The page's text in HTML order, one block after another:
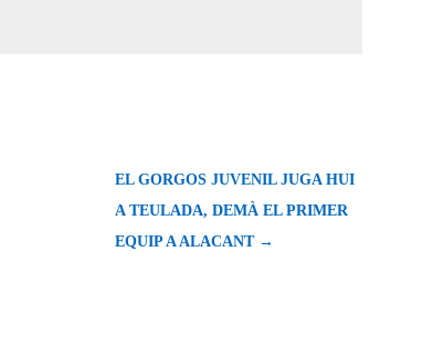
EL GORGOS JUVENIL JUGA HUI
A TEULADA, DEMÀ EL PRIMER
EQUIP A ALACANT →